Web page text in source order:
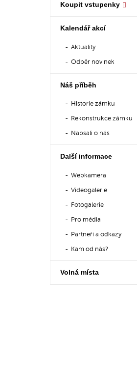
Koupit vstupenky
Kalendář akcí
Aktuality
Odběr novinek
Náš příběh
Historie zámku
Rekonstrukce zámku
Napsali o nás
Další informace
Webkamera
Videogalerie
Fotogalerie
Pro média
Partneři a odkazy
Kam od nás?
Volná místa